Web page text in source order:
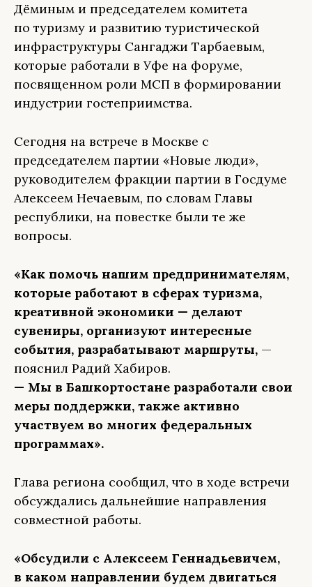
Дёминым и председателем комитета
по туризму и развитию туристической
инфраструктуры Сангаджи Тарбаевым,
которые работали в Уфе на форуме,
посвященном роли МСП в формировании
индустрии гостеприимства.
Сегодня на встрече в Москве с
председателем партии «Новые люди»,
руководителем фракции партии в Госдуме
Алексеем Нечаевым, по словам Главы
республики, на повестке были те же
вопросы.
«Как помочь нашим предпринимателям,
которые работают в сферах туризма,
креативной экономики — делают
сувениры, организуют интересные
события, разрабатывают маршруты, —
пояснил Радий Хабиров.
— Мы в Башкортостане разработали свои
меры поддержки, также активно
участвуем во многих федеральных
программах».
Глава региона сообщил, что в ходе встречи
обсуждались дальнейшие направления
совместной работы.
«Обсудили с Алексеем Геннадьевичем,
в каком направлении будем двигаться